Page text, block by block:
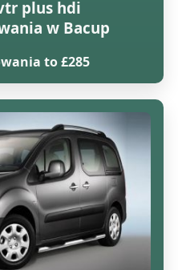
plus hdi
w Bacup
to £285